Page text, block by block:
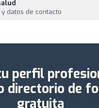
datos de contacto
perfil
directorio de
gratuita